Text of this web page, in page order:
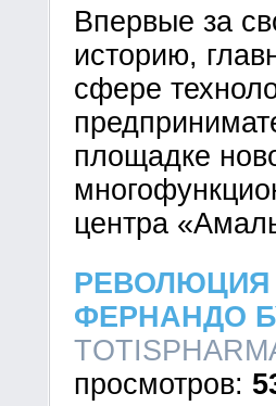
Впервые за
историю,
сфере
площадке
центра
РЕВОЛЮЦИЯ
ФЕРНАНДО